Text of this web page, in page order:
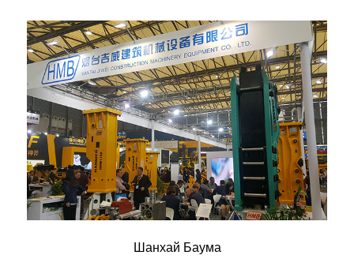
Шанхай Баума